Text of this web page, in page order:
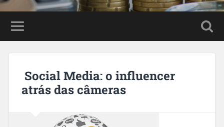
Social Media: o influencer
atrás das câmeras